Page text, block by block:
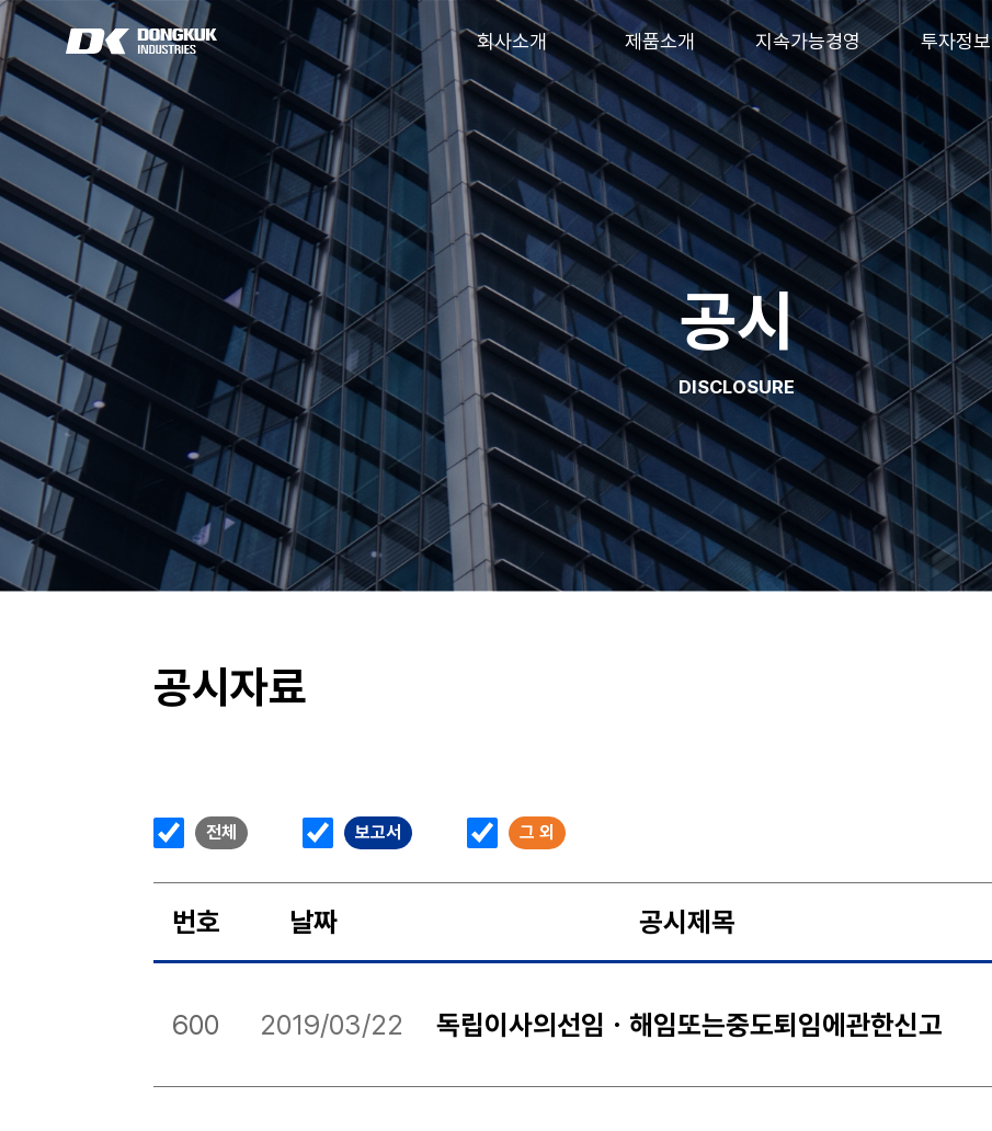
회사소개 제품소개 지속가능경영 투자정보
공시
DISCLOSURE
공시자료
전체 보고서 그 외
번호 날짜 공시제목
600 2019/03/22 독립이사의선임ㆍ해임또는중도퇴임에관한신고